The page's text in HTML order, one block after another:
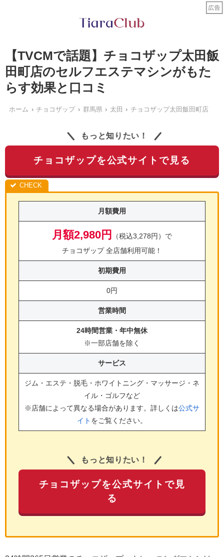
【TVCMで話題】チョコザップ太田飯
田町店のセルフエステマシンがもた
らす効果と口コミ
ホーム チョコザップ 群馬県 太田 チョコザップ太田飯田町店
もっと知りたい！
チョコザップを公式サイトで見る
月額費用
月額2,980円
（税込3,278円）で
チョコザップ 全店舗利用可能！
初期費用
0円
営業時間
24時間営業・年中無休
※一部店舗を除く
サービス
ジム・エステ・脱毛・ホワイトニング・マッサージ・ネ
イル・ゴルフなど
※店舗によって異なる場合があります。詳しくは公式サ
イト をご覧ください。
もっと知りたい！
チョコザップを公式サイトで見
る